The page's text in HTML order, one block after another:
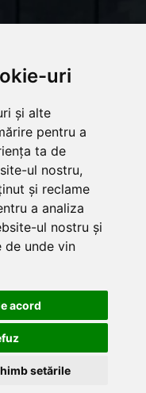
uri
și alte
pentru a
ta de
ul nostru,
și reclame
a analiza
ul nostru și
de unde vin
acord
setările
rights reserved.